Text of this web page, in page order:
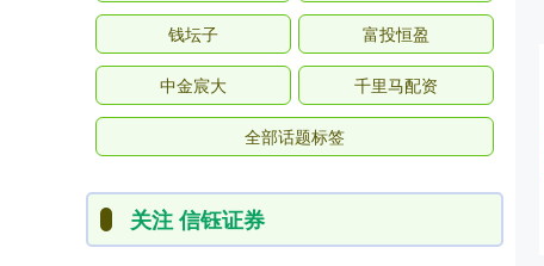
钱坛子 富投恒盈
中金宸大 千里马配资
全部话题标签
关注 信钰证券